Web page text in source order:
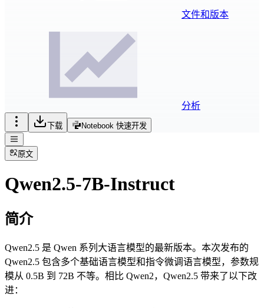
文件和版本
分析
下载 Notebook 快速开发
原文
Qwen2.5-7B-Instruct
简介
Qwen2.5 是 Qwen 系列大语言模型的最新版本。本次发布的
Qwen2.5 包含多个基础语言模型和指令微调语言模型，参数规
模从 0.5B 到 72B 不等。相比 Qwen2，Qwen2.5 带来了以下改
进：